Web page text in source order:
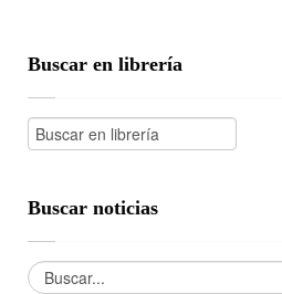
Buscar en librería
Buscar noticias